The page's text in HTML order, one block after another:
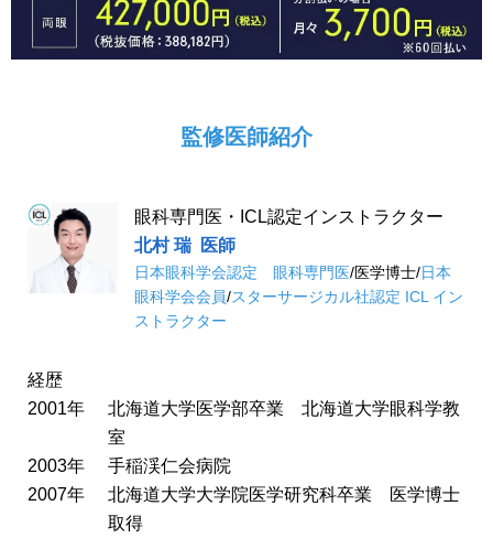
監修医師紹介
眼科専門医・ICL認定インストラクター
北村 瑞
医師
日本眼科学会認定 眼科専門医/医学博士/日本
眼科学会会員/スターサージカル社認定 ICL イン
ストラクター
経歴
2001年
北海道大学医学部卒業 北海道大学眼科学教
室
2003年
手稲渓仁会病院
2007年
北海道大学大学院医学研究科卒業 医学博士
取得